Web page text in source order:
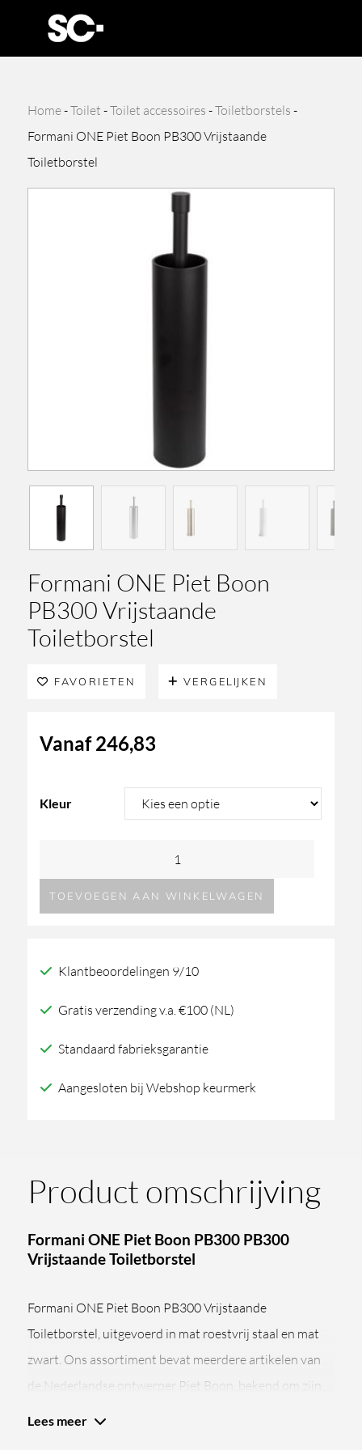
Home-Toilet -Toilet accessoires -Toiletborstels -
Formani ONE Piet Boon PB300 Vrijstaande
Toiletborstel
Formani ONE Piet Boon
PB300 Vrijstaande
Toiletborstel
FAVORIETEN VERGELIJKEN
Vanaf246,83
Kleur
ONE
Piet
Toiletborstel
TOEVOEGEN AAN WINKELWAGEN
Klantbeoordelingen 9/10
Gratis verzending v.a. €100 (NL)
Standaard fabrieksgarantie
Aangesloten bij Webshop keurmerk
Product omschrijving
Formani ONE Piet Boon PB300 PB300
Vrijstaande Toiletborstel
Formani ONE Piet Boon PB300 Vrijstaande
Toiletborstel, uitgevoerd in mat roestvrij staal en mat
zwart. Ons assortiment bevat meerdere artikelen van
de Nederlandse ontwerper Piet Boon, bekend om zijn
Lees meer